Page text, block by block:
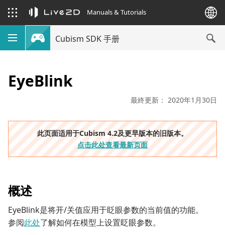
Manuals & Tutorials
Cubism SDK 手册
EyeBlink
最終更新： 2020年1月30日
此页面适用于Cubism 4.2及更早版本的旧版本。
点击此处查看最新页面
概述
EyeBlink是将开/关值应用于眨眼参数的当前值的功能。
参阅此处了解如何在模型上设置眨眼参数。